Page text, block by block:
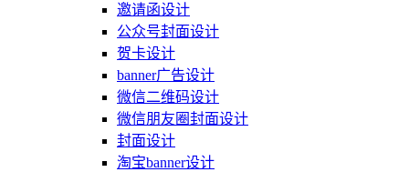
邀请函设计
公众号封面设计
贺卡设计
banner广告设计
微信二维码设计
微信朋友圈封面设计
封面设计
淘宝banner设计